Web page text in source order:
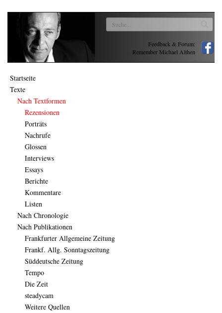
Feedback & Forum:
Remember Michael Althen
Startseite
Texte
Nach Textformen
Rezensionen
Porträts
Nachrufe
Glossen
Interviews
Essays
Berichte
Kommentare
Listen
Nach Chronologie
Nach Publikationen
Frankfurter Allgemeine Zeitung
Frankf. Allg. Sonntagszeitung
Süddeutsche Zeitung
Tempo
Die Zeit
steadycam
Weitere Quellen